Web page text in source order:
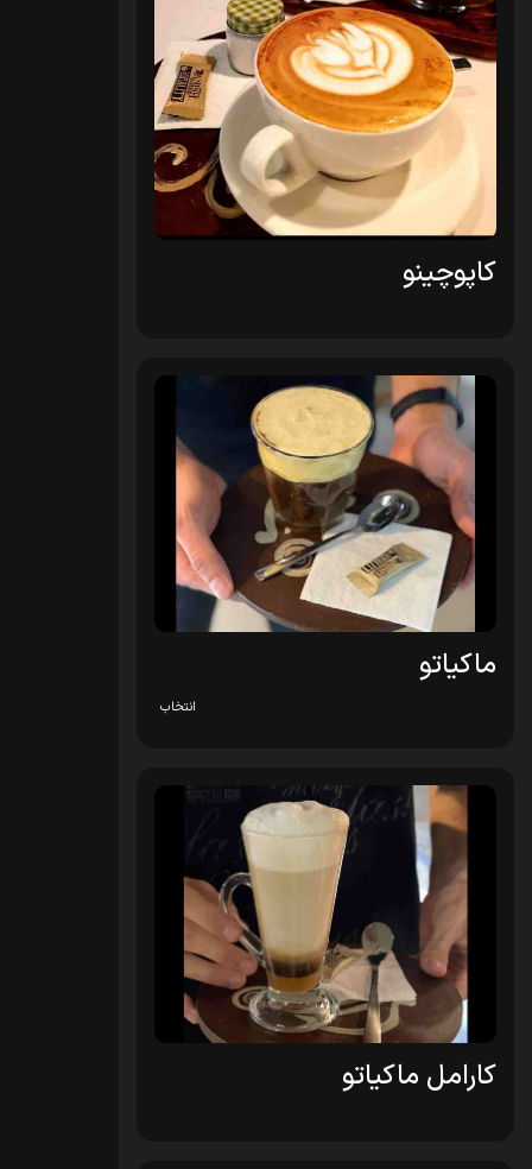
کاپوچینو
ماکیاتو
انتخاب
کارامل ماکیاتو